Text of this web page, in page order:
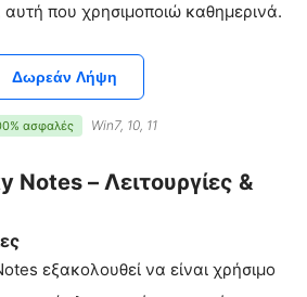
αυτή που χρησιμοποιώ καθημερινά.
Δωρεάν Λήψη
ασφαλές Win7, 10, 11
– Λειτουργίες &
εξακολουθεί να είναι χρήσιμο